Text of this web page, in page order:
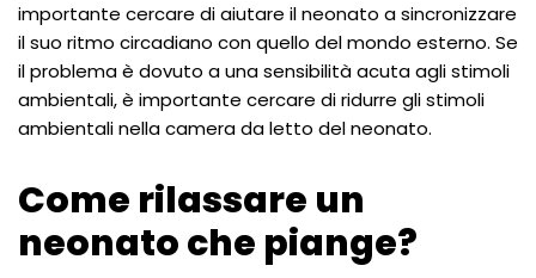
importante cercare di aiutare il neonato a sincronizzare
il suo ritmo circadiano con quello del mondo esterno. Se
il problema è dovuto a una sensibilità acuta agli stimoli
ambientali, è importante cercare di ridurre gli stimoli
ambientali nella camera da letto del neonato.
Come rilassare un
neonato che piange?